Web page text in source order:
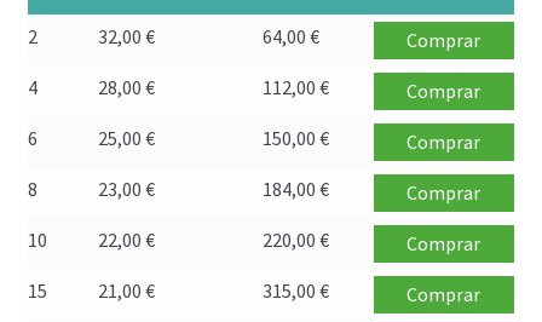
Pago
Política de privacidad
Productos
Sobre nosotros
2 32,00 € 64,00 €
Comprar
4
28,00 € 112,00 €
Comprar
6
25,00 € 150,00 €
Comprar
8
23,00 € 184,00 €
Comprar
10
22,00 € 220,00 €
Comprar
15
21,00 € 315,00 €
Comprar